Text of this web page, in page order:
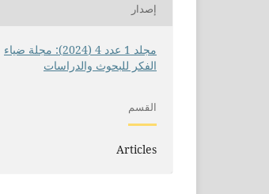
إصدار
مجلد 1 عدد 4 (2024): مجلة ضياء
الفكر للبحوث والدراسات
القسم
Articles